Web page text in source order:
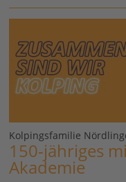
Kolpingsfamilie
150-jähriges
Akademie